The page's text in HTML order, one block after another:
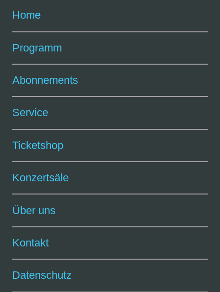
Home
Programm
Abonnements
Service
Ticketshop
Konzertsäle
Über uns
Kontakt
Datenschutz